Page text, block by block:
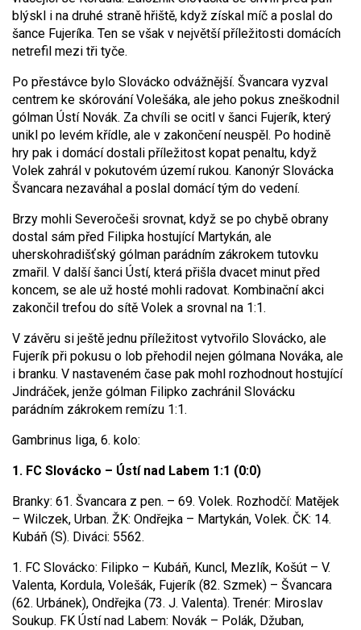
blýskl i na druhé straně hřiště, když získal míč a poslal do
šance Fujeríka. Ten se však v největší příležitosti domácích
netrefil mezi tři tyče.
Po přestávce bylo Slovácko odvážnější. Švancara vyzval
centrem ke skórování Volešáka, ale jeho pokus zneškodnil
gólman Ústí Novák. Za chvíli se ocitl v šanci Fujerík, který
unikl po levém křídle, ale v zakončení neuspěl. Po hodině
hry pak i domácí dostali příležitost kopat penaltu, když
Volek zahrál v pokutovém území rukou. Kanonýr Slovácka
Švancara nezaváhal a poslal domácí tým do vedení.
Brzy mohli Severočeši srovnat, když se po chybě obrany
dostal sám před Filipka hostující Martykán, ale
uherskohradišťský gólman parádním zákrokem tutovku
zmařil. V další šanci Ústí, která přišla dvacet minut před
koncem, se ale už hosté mohli radovat. Kombinační akci
zakončil trefou do sítě Volek a srovnal na 1:1.
V závěru si ještě jednu příležitost vytvořilo Slovácko, ale
Fujerík při pokusu o lob přehodil nejen gólmana Nováka, ale
i branku. V nastaveném čase pak mohl rozhodnout hostující
Jindráček, jenže gólman Filipko zachránil Slovácku
parádním zákrokem remízu 1:1.
Gambrinus liga, 6. kolo:
1. FC Slovácko – Ústí nad Labem 1:1 (0:0)
Branky: 61. Švancara z pen. – 69. Volek. Rozhodčí: Matějek
– Wilczek, Urban. ŽK: Ondřejka – Martykán, Volek. ČK: 14.
Kubáň (S). Diváci: 5562.
1. FC Slovácko: Filipko – Kubáň, Kuncl, Mezlík, Košút – V.
Valenta, Kordula, Volešák, Fujerík (82. Szmek) – Švancara
(62. Urbánek), Ondřejka (73. J. Valenta). Trenér: Miroslav
Soukup. FK Ústí nad Labem: Novák – Polák, Džuban,